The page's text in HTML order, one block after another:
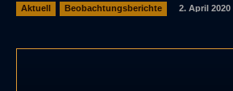
Aktuell Beobachtungsberichte 2. April 2020